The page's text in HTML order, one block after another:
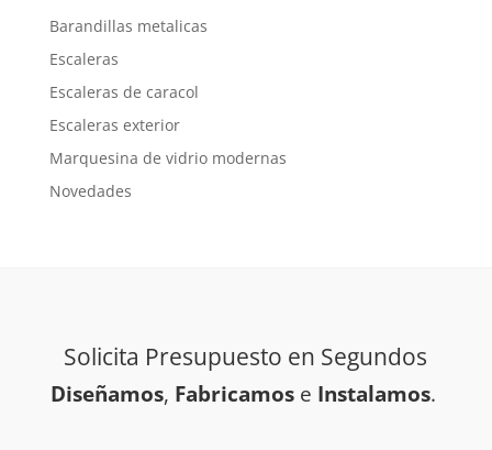
Barandillas metalicas
Escaleras
Escaleras de caracol
Escaleras exterior
Marquesina de vidrio modernas
Novedades
Solicita Presupuesto en Segundos
Diseñamos, Fabricamos e Instalamos.